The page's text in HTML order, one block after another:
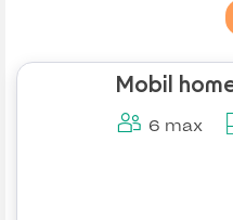
Mobil
6 max